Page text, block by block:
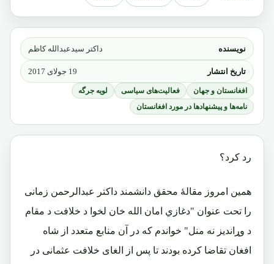
نویسنده داکتر سیدعبدالله کاظم
تاریخ انتشار 19 جولای 2017
افغانستان و جهان فعالیت‌های سیاسی
لویه جرگه
نامه‌ها و پیشنهادها در مورد افغانستان
رد کرد؟
همین امروز مقالۀ محقق دانشمند داکتر عبدالرحمن زمانی
را تحت عنوان "دغازي امان الله خان لخوا د خلافت د مقام
د وړاندیز نه منل" خواندم که در آن منابع متعدد از شاه
افغان تقاضا کرده بودند تا پس از الغای خلافت عثمانی در